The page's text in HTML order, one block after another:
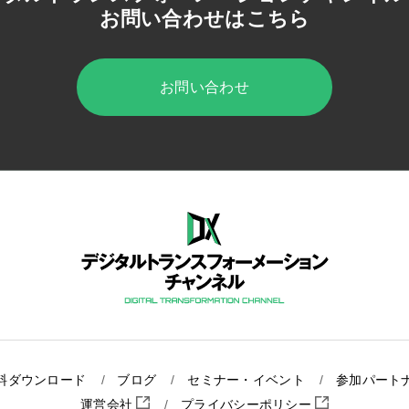
お問い合わせはこちら
お問い合わせ
ダウンロード ブログ セミナー・イベント
参加パート
運営会社
プライバシーポリシー